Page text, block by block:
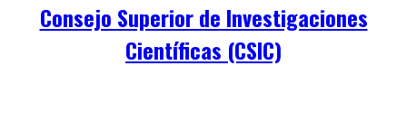
Consejo Superior de Investigaciones
Científicas (CSIC)